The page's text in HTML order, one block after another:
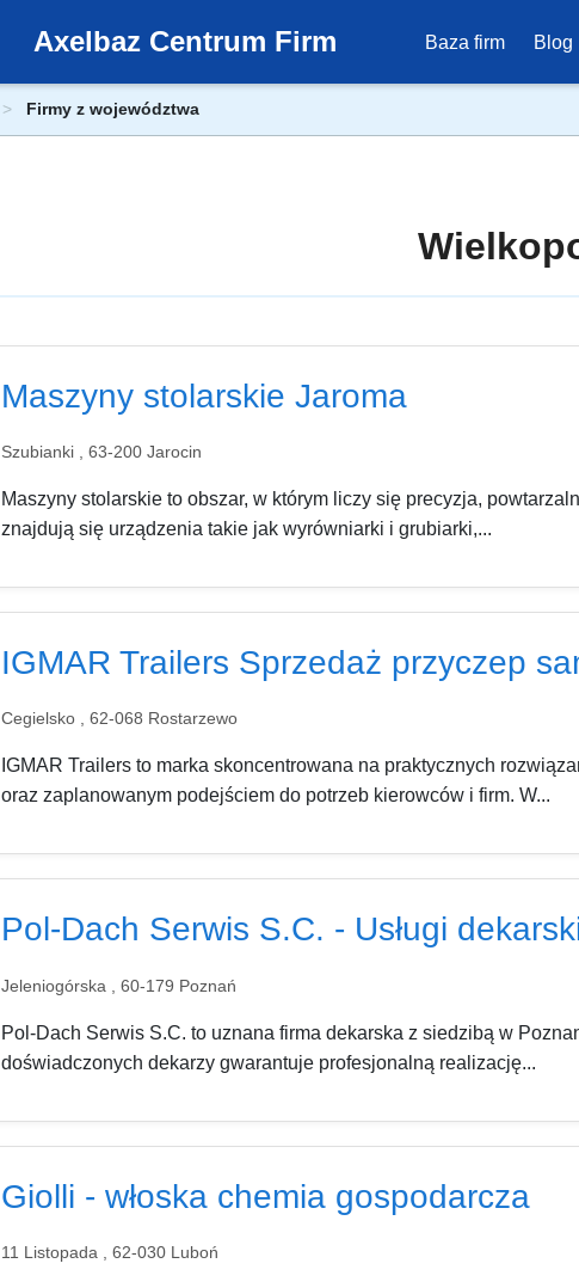
Axelbaz Centrum Firm Baza firm Blog
Firmy z województwa
Maszyny stolarskie Jaroma
Szubianki , 63-200 Jarocin
Maszyny stolarskie to obszar, w którym liczy się precyzja,
znajdują się urządzenia takie jak wyrówniarki i grubiarki,...
IGMAR Trailers Sprzedaż przyczep
Cegielsko , 62-068 Rostarzewo
IGMAR Trailers to marka skoncentrowana na praktycznych
oraz zaplanowanym podejściem do potrzeb kierowców i firm. W...
Pol-Dach Serwis S.C. - Usługi
Jeleniogórska , 60-179 Poznań
Pol-Dach Serwis S.C. to uznana firma dekarska z siedzibą w
doświadczonych dekarzy gwarantuje profesjonalną realizację...
Giolli - włoska chemia gospodarcza
11 Listopada , 62-030 Luboń